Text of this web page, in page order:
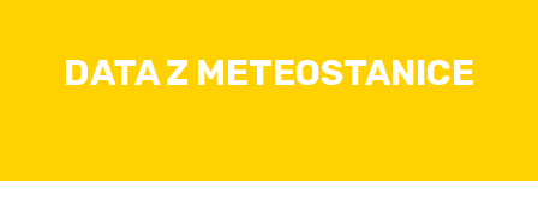
DATA Z METEOSTANICE